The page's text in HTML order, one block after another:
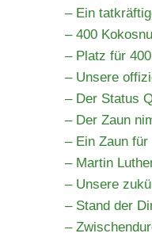
– Ein
– 400
– Platz für
– Unsere
– Der Status
– Der Zaun
– Ein Zaun
– Martin
– Unsere
– Stand der
–